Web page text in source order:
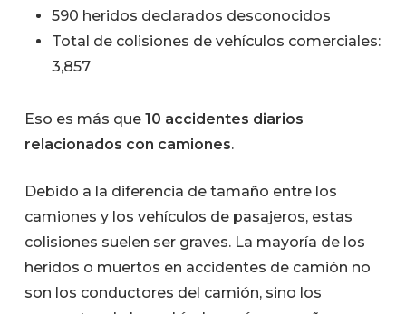
590 heridos declarados desconocidos
Total de colisiones de vehículos comerciales:
3,857
Eso es más que 10 accidentes diarios
relacionados con camiones.
Debido a la diferencia de tamaño entre los
camiones y los vehículos de pasajeros, estas
colisiones suelen ser graves. La mayoría de los
heridos o muertos en accidentes de camión no
son los conductores del camión, sino los